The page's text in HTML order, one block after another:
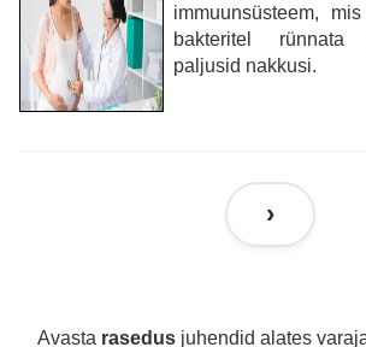
immuunsüsteem,
bakteritel
paljusid nakkusi.
Avasta rasedus juhendid alates